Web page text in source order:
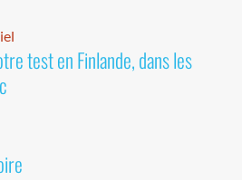
test en Finlande, dans les